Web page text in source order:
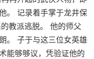
。 记录着手掌于龙井保
教派逃脱。 他的师父
。 子于与这三位女英雄
能够够议，凭验证他的